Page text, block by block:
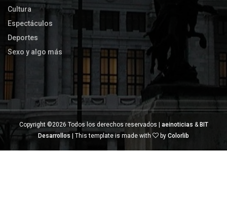
Cultura
Espectáculos
Deportes
Sexo y algo más
Copyright ©2026 Todos los derechos reservados | aeinoticias & BIT
Desarrollos | This template is made with by Colorlib